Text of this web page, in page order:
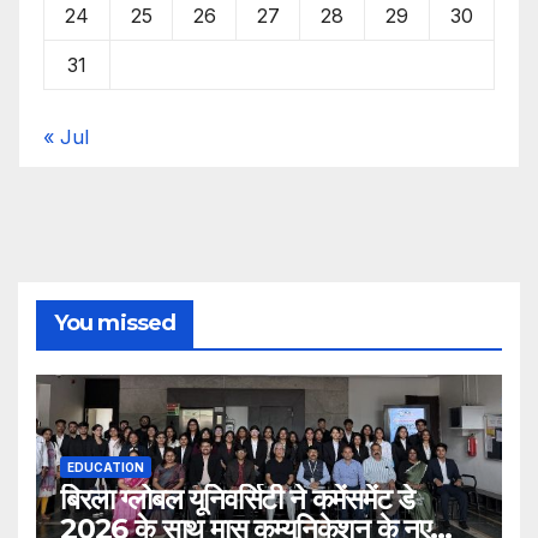
24 25 26 27 28 29 30
31
« Jul
You missed
EDUCATION
बिरला ग्लोबल यूनिवर्सिटी ने कमेंसमेंट डे
2026 के साथ मास कम्युनिकेशन के नए